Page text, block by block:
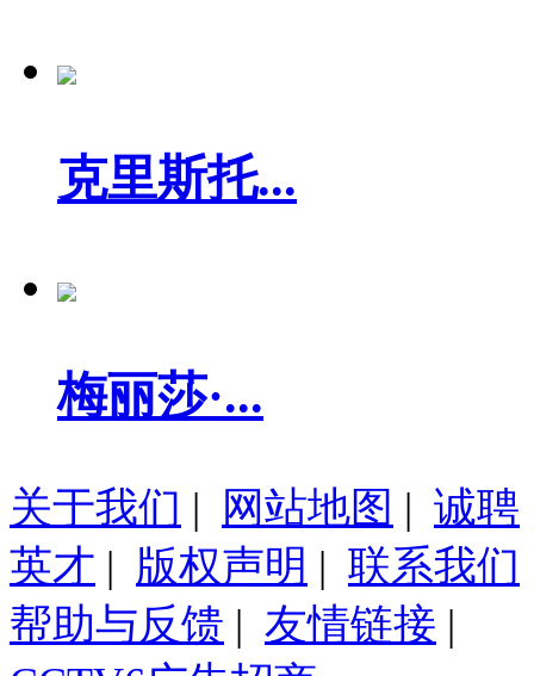
克里斯托...
梅丽莎·...
关于我们 | 网站地图 | 诚聘
英才 | 版权声明 | 联系我们
帮助与反馈 | 友情链接 |